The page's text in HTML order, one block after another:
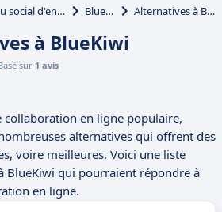
Réseau social d'entreprise BlueKiwi Alternatives à BlueKiwi
à BlueKiwi
sur 1 avis
collaboration en ligne populaire,
alternatives qui offrent des
voire meilleures. Voici une liste
BlueKiwi qui pourraient répondre à
en ligne.